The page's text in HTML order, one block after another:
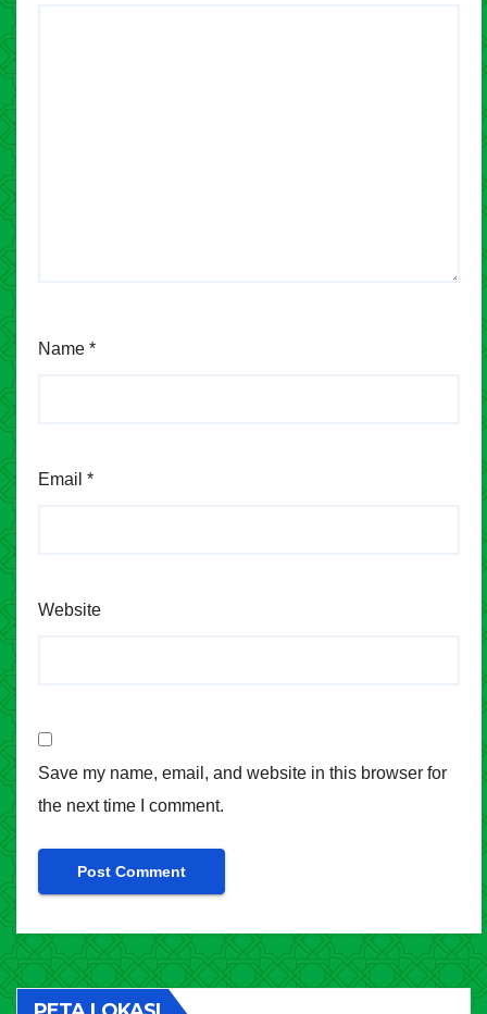
Name *
Email *
Website
Save my name, email, and website in this browser for
the next time I comment.